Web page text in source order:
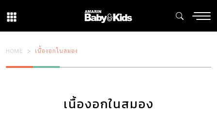
HOME เนื้องอกในสมอง
เนื้องอกในสมอง